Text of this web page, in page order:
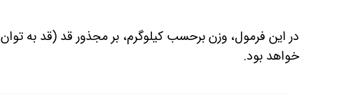
در این فرمول، وزن برحسب کیلوگرم، بر مجذور قد (قد به توان 2) تقسیم شده و حاصل آن، نشانگر
خواهد بود.